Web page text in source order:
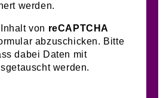
werden.
von reCAPTCHA
abzuschicken. Bitte
dabei Daten mit
werden.